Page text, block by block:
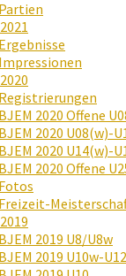
Partien
Ergebnisse
Impressionen
Registrierungen
BJEM 2020 Offene
BJEM 2020 U08(w)-
BJEM 2020 U14(w)-
BJEM 2020 Offene
Fotos
Freizeit-
BJEM 2019 U8/U8w
BJEM 2019 U10w-